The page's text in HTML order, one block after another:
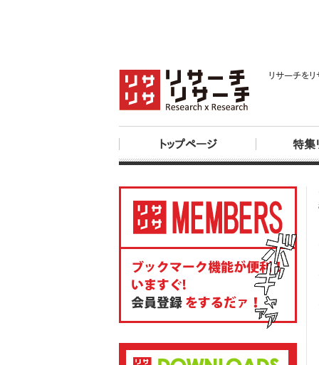
リサーチを
トップページ 特集